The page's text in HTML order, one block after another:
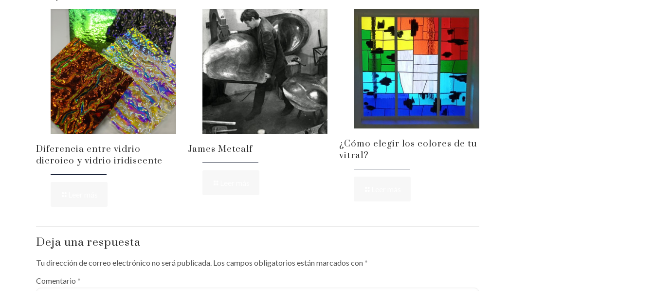
Diferencia entre vidrio
dicroico y vidrio iridiscente
James Metcalf
¿Cómo elegir los colores de tu
vitral?
Deja una respuesta
Tu dirección de correo electrónico no será publicada. Los campos obligatorios están marcados con *
Comentario *